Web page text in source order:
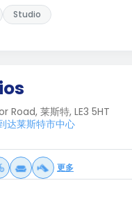
Studio
Road, 莱斯特, LE3 5HT
达莱斯特市中心
更多